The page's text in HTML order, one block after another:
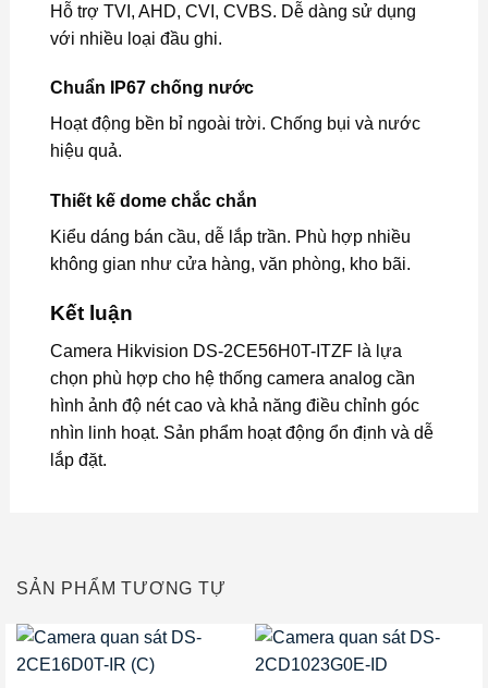
Hỗ trợ TVI, AHD, CVI, CVBS. Dễ dàng sử dụng
với nhiều loại đầu ghi.
Chuẩn IP67 chống nước
Hoạt động bền bỉ ngoài trời. Chống bụi và nước
hiệu quả.
Thiết kế dome chắc chắn
Kiểu dáng bán cầu, dễ lắp trần. Phù hợp nhiều
không gian như cửa hàng, văn phòng, kho bãi.
Kết luận
Camera Hikvision DS-2CE56H0T-ITZF là lựa
chọn phù hợp cho hệ thống camera analog cần
hình ảnh độ nét cao và khả năng điều chỉnh góc
nhìn linh hoạt. Sản phẩm hoạt động ổn định và dễ
lắp đặt.
SẢN PHẨM TƯƠNG TỰ